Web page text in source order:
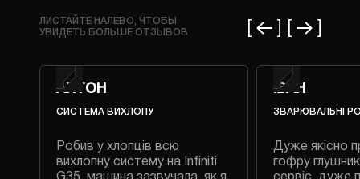
ЛИСТАЙТЕ НАЛЕВО, ЧТОБЫ
УВИДЕТЬ БОЛЬШЕ ОТЗЫВОВ
АНТОН
СИСТЕМА ВИХЛОПУ
Робив у хлопців всю
вихлопну систему на Infiniti
ІВАН
ЗВАРЮВАЛЬНІ
Дуже якісно
гофру